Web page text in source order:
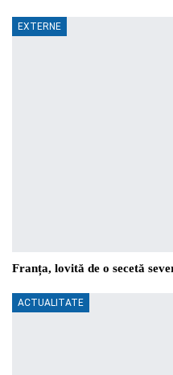
EXTERNE
Franța, lovită de o secetă
ACTUALITATE